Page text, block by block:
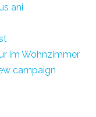
ani
im Wohnzimmer
campaign